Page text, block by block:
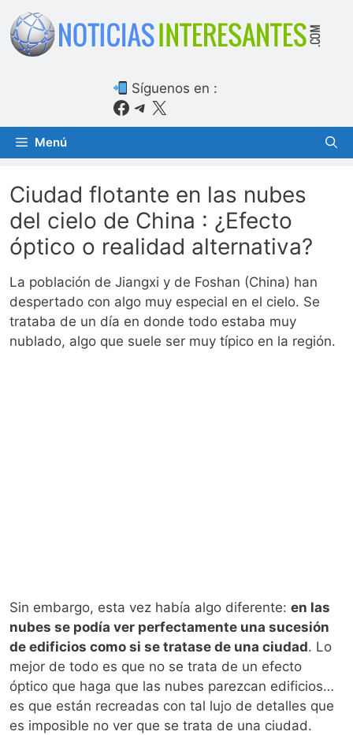
Saltar
contenido
Síguenos en :
Facebook
Telegram
X
Menú
Ciudad flotante en las nubes
del cielo de China : ¿Efecto
óptico o realidad alternativa?
La población de Jiangxi y de Foshan (China) han
despertado con algo muy especial en el cielo. Se
trataba de un día en donde todo estaba muy
nublado, algo que suele ser muy típico en la región.
Sin embargo, esta vez había algo diferente: en las
nubes se podía ver perfectamente una sucesión
de edificios como si se tratase de una ciudad. Lo
mejor de todo es que no se trata de un efecto
óptico que haga que las nubes parezcan edificios…
es que están recreadas con tal lujo de detalles que
es imposible no ver que se trata de una ciudad.